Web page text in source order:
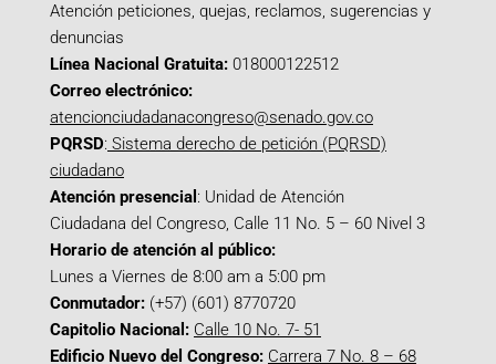
Atención peticiones, quejas, reclamos, sugerencias y
denuncias
Línea Nacional Gratuita: 018000122512
Correo electrónico:
atencionciudadanacongreso@senado.gov.co
PQRSD: Sistema derecho de petición (PQRSD)
ciudadano
Atención presencial : Unidad de Atención
Ciudadana del Congreso, Calle 11 No. 5 – 60 Nivel 3
Horario de atención al público:
Lunes a Viernes de 8:00 am a 5:00 pm
Conmutador: (+57) (601) 8770720
Capitolio Nacional: Calle 10 No. 7- 51
Edificio Nuevo del Congreso: Carrera 7 No. 8 – 68